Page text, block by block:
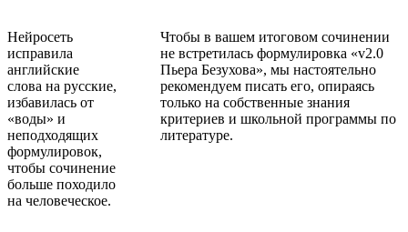
Нейросеть
исправила
английские
слова на русские,
избавилась от
«воды» и
неподходящих
формулировок,
чтобы сочинение
больше походило
на человеческое.
Чтобы в вашем итоговом сочинении
не встретилась формулировка «v2.0
Пьера Безухова», мы настоятельно
рекомендуем писать его, опираясь
только на собственные знания
критериев и школьной программы по
литературе.